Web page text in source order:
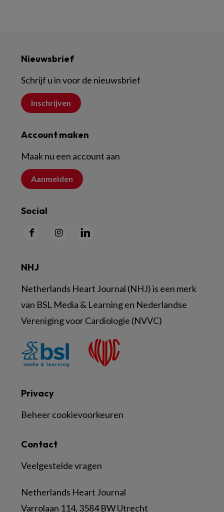
Nieuwsbrief
Schrijf u in voor de nieuwsbrief
Inschrijven
Account maken
Maak nu een account aan
Aanmelden
Social
Contact
Veelgestelde vragen
Netherlands Heart Journal
Varrolaan 114, 3584 BW Utrecht
Privacy
Beheer cookievoorkeuren
NHJ
Netherlands Heart Journal (NHJ) is een merk
van BSL Media & Learning en Nederlandse
Vereniging voor Cardiologie (NVVC)